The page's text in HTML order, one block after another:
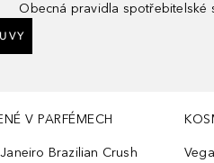
Obecná pravidla spotřebitelské
V PARFÉMECH
Brazilian Crush